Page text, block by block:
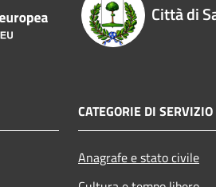
Città di
CATEGORIE DI SERVIZIO
Anagrafe e stato civile